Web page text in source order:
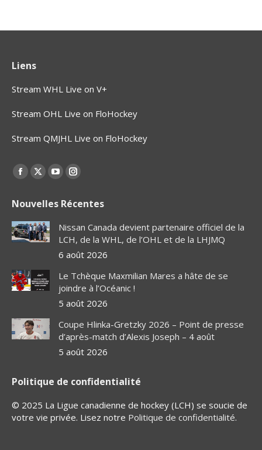
Liens
Stream WHL Live on V+
Stream OHL Live on FloHockey
Stream QMJHL Live on FloHockey
Find us on:
Facebook
opens
in
new
X
opens
in
new
window
YouTube
opens
in
new
window
Instagram
opens
in
new
window
Nouvelles Récentes
Nissan Canada devient partenaire officiel de la
LCH, de la WHL, de l’OHL et de la LHJMQ
6 août 2026
Le Tchèque Maxmilian Mares a hâte de se
joindre à l’Océanic !
5 août 2026
Coupe Hlinka-Gretzky 2026 – Point de presse
d’après-match d’Alexis Joseph – 4 août
5 août 2026
Politique de confidentialité
© 2025 La Ligue canadienne de hockey (LCH) se soucie de
votre vie privée. Lisez notre Politique de confidentialité.